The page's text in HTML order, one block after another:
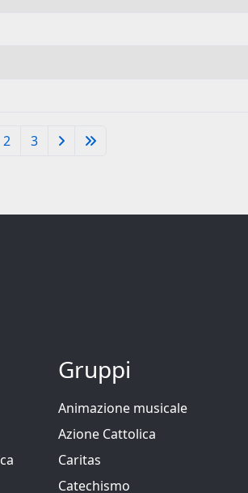
2 3
Gruppi
Animazione musicale
Azione Cattolica
Caritas
Catechismo